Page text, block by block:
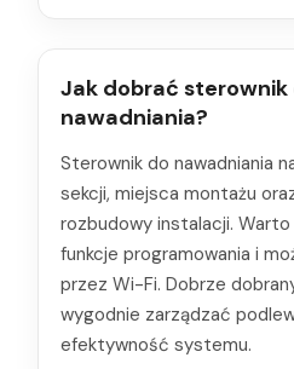
Jak dobrać
nawadniania?
Sterownik do nawadniania
sekcji, miejsca montażu
rozbudowy instalacji.
funkcje programowania i
przez Wi-Fi. Dobrze
wygodnie zarządzać
efektywność systemu.